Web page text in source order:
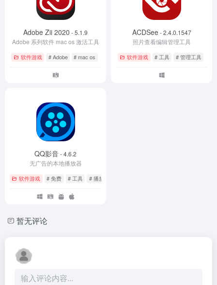
Adobe Zii 2020 - 5.1.9
Adobe 系列软件 mac os 激活工具
软件游戏 # Adobe # mac os
ACDSee- 2.4.0.1547
照片查看编辑管理工具
软件游戏 # 工具 # 管理工具
QQ影音- 4.6.2
无广告的本地播放器
软件游戏 # 免费 # 工具 # 播放器
暂无评论